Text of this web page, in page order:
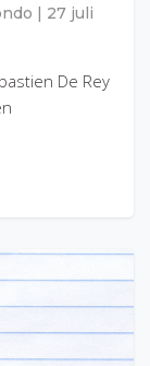
27 juli
De Rey